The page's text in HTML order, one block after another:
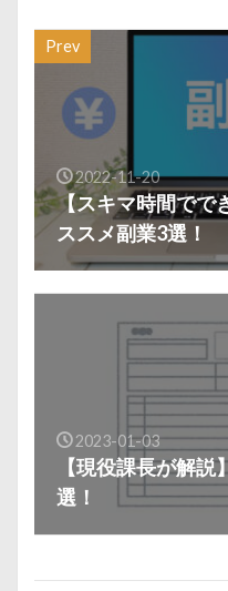
Prev
2022-11-20
【スキマ時間でで
ススメ副業3選！
2023-01-03
【現役課長が解
選！